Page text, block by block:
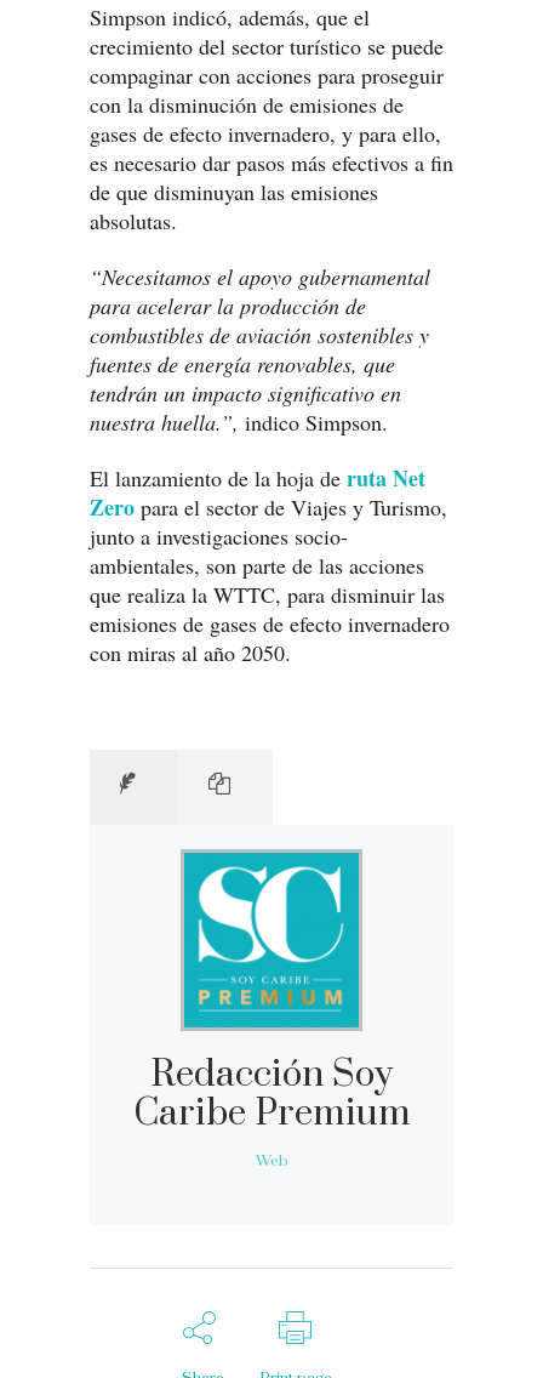
Simpson indicó, además, que el
crecimiento del sector turístico se puede
compaginar con acciones para proseguir
con la disminución de emisiones de
gases de efecto invernadero, y para ello,
es necesario dar pasos más efectivos a fin
de que disminuyan las emisiones
absolutas.
“Necesitamos el apoyo gubernamental
para acelerar la producción de
combustibles de aviación sostenibles y
fuentes de energía renovables, que
tendrán un impacto significativo en
nuestra huella.”, indico Simpson.
El lanzamiento de la hoja de ruta Net
Zero para el sector de Viajes y Turismo,
junto a investigaciones socio-
ambientales, son parte de las acciones
que realiza la WTTC, para disminuir las
emisiones de gases de efecto invernadero
con miras al año 2050.
Redacción Soy
Caribe Premium
Web